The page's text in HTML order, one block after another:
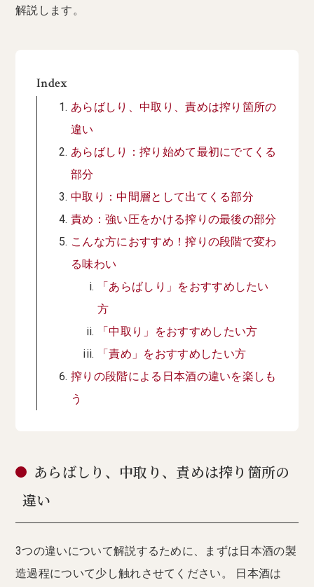
解説します。
Index
あらばしり、中取り、責めは搾り箇所の
違い
あらばしり：搾り始めて最初にでてくる
部分
中取り：中間層として出てくる部分
責め：強い圧をかける搾りの最後の部分
こんな方におすすめ！搾りの段階で変わ
る味わい
「あらばしり」をおすすめしたい
方
「中取り」をおすすめしたい方
「責め」をおすすめしたい方
搾りの段階による日本酒の違いを楽しも
う
あらばしり、中取り、責めは搾り箇所の
違い
3つの違いについて解説するために、まずは日本酒の製
造過程について少し触れさせてください。 日本酒は